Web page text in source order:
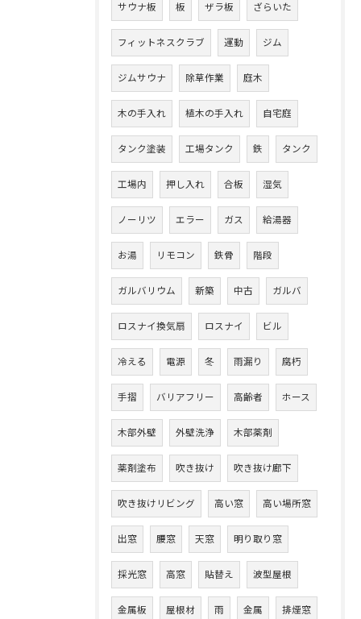
サウナ板 板 ザラ板 ざらいた
フィットネスクラブ 運動 ジム
ジムサウナ 除草作業 庭木
木の手入れ 植木の手入れ 自宅庭
タンク塗装 工場タンク 鉄 タンク
工場内 押し入れ 合板 湿気
ノーリツ エラー ガス 給湯器
お湯 リモコン 鉄骨 階段
ガルバリウム 新築 中古 ガルバ
ロスナイ換気扇 ロスナイ ビル
冷える 電源 冬 雨漏り 腐朽
手摺 バリアフリー 高齢者 ホース
木部外壁 外壁洗浄 木部薬剤
薬剤塗布 吹き抜け 吹き抜け廊下
吹き抜けリビング 高い窓 高い場所窓
出窓 腰窓 天窓 明り取り窓
採光窓 高窓 貼替え 波型屋根
金属板 屋根材 雨 金属 排煙窓